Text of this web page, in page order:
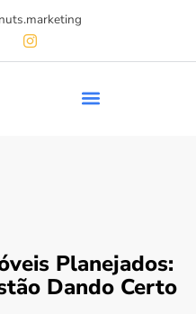
Planejados:
Dando Certo